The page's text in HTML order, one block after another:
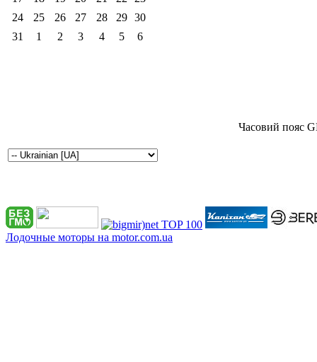
24
25 26 27 28 29
30
31
1 2 3 4 5 6
Часовий пояс
Лодочные моторы на motor.com.ua